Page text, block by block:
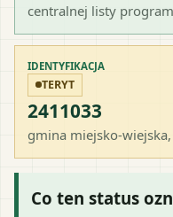
centralnej listy
IDENTYFIKACJA
TERYT
2411033
gmina miejsko-wiejska
Co ten status